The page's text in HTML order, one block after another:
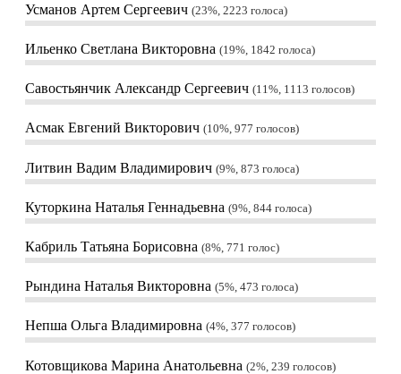
Усманов Артем Сергеевич 23%, 2223 голоса
Ильенко Светлана Викторовна 19%, 1842 голоса
Савостьянчик Александр Сергеевич 11%, 1113 голосов
Асмак Евгений Викторович 10%, 977 голосов
Литвин Вадим Владимирович 9%, 873 голоса
Куторкина Наталья Геннадьевна 9%, 844 голоса
Кабриль Татьяна Борисовна 8%, 771 голос
Рындина Наталья Викторовна 5%, 473 голоса
Непша Ольга Владимировна 4%, 377 голосов
Котовщикова Марина Анатольевна 2%, 239 голосов